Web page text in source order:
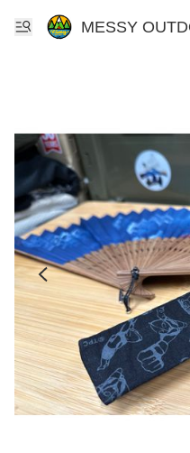
MESSY